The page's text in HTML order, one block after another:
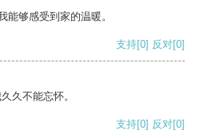
能够感受到家的温暖。
支持[0] 反对[0]
久不能忘怀。
支持[0] 反对[0]